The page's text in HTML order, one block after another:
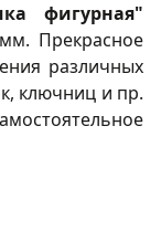
фигурная"
. Прекрасное
различных
ключниц и пр.